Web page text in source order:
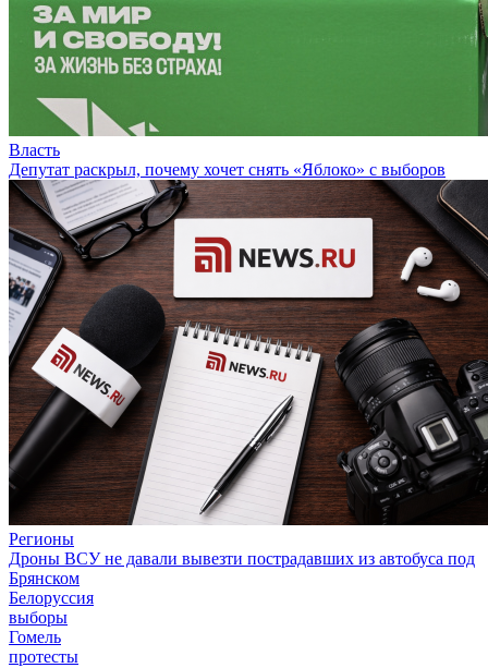
Власть
Депутат раскрыл, почему хочет снять «Яблоко» с выборов
Регионы
Дроны ВСУ не давали вывезти пострадавших из автобуса под
Брянском
Белоруссия
выборы
Гомель
протесты